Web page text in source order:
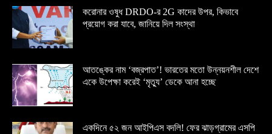
করোনার ওষুধ DRDO-র 2G কাদের উপর, কিভাবে
প্রয়োগ করা যাবে, জানিয়ে দিল সংস্থা
আতঙ্কের নাম ‘বজ্রপাত’! ভারতের মতো উন্নয়নশীল দেশে
একে উপেক্ষা করেই ‘মৃত্যু’ ডেকে আনা হচ্ছে
একদিনে ৫২ জন আইপিএস বদলি! ফের ঝাড়গ্রামের এসপি